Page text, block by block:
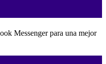
Messenger para una mejor